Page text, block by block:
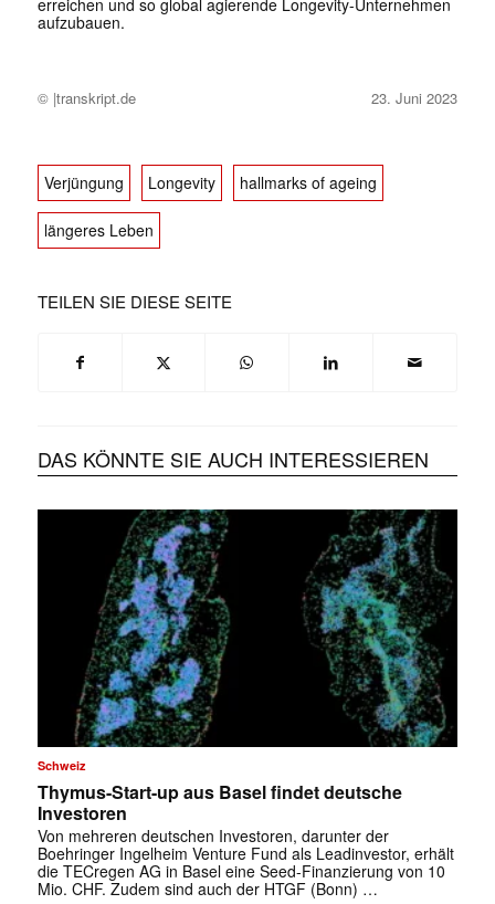
erreichen und so global agierende Longevity-Unternehmen
aufzubauen.
© |transkript.de 23. Juni 2023
Verjüngung Longevity hallmarks of ageing
längeres Leben
TEILEN SIE DIESE SEITE
DAS KÖNNTE SIE AUCH INTERESSIEREN
Schweiz
Thymus-Start-up aus Basel findet deutsche
Investoren
Von mehreren deutschen Investoren, darunter der
Boehringer Ingelheim Venture Fund als Leadinvestor, erhält
die TECregen AG in Basel eine Seed-Finanzierung von 10
Mio. CHF. Zudem sind auch der HTGF (Bonn) …